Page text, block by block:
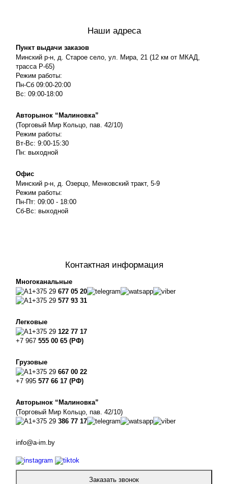
Наши адреса
Пункт выдачи заказов
Минский р-н, д. Старое село, ул. Мира, 21 (12 км от МКАД,
трасса P-65)
Режим работы:
Пн-Сб 09:00-20:00
Вс: 09:00-18:00
Авторынок “Малиновка”
(Торговый Мир Кольцо, пав. 42/10)
Режим работы:
Вт-Вс: 9:00-15:30
Пн: выходной
Офис
Минский р-н, д. Озерцо, Менковский тракт, 5-9
Режим работы:
Пн-Пт: 09:00 - 18:00
Сб-Вс: выходной
Контактная информация
Многоканальные
+375 29 677 05 20
+375 29 577 93 31
Легковые
+375 29 122 77 17
+7 967 555 00 65 (РФ)
Грузовые
+375 29 667 00 22
+7 995 577 66 17 (РФ)
Авторынок “Малиновка”
(Торговый Мир Кольцо, пав. 42/10)
+375 29 386 77 17
info@a-im.by
Заказать звонок